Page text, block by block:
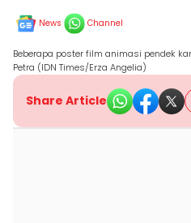
News Channel
Beberapa poster film animasi pendek
Petra (IDN Times/Erza Angelia)
Share Article